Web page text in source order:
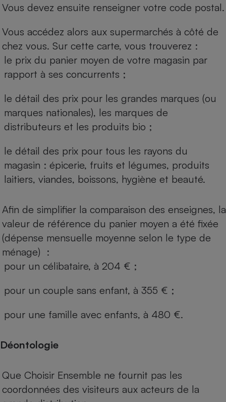
Vous devez ensuite renseigner votre code postal.
Vous accédez alors aux supermarchés à côté de
chez vous. Sur cette carte, vous trouverez :
le prix du panier moyen de votre magasin par
rapport à ses concurrents ;
le détail des prix pour les grandes marques (ou
marques nationales), les marques de
distributeurs et les produits bio ;
le détail des prix pour tous les rayons du
magasin : épicerie, fruits et légumes, produits
laitiers, viandes, boissons, hygiène et beauté.
Afin de simplifier la comparaison des enseignes, la
valeur de référence du panier moyen a été fixée
(dépense mensuelle moyenne selon le type de
ménage) :
pour un célibataire, à 204 € ;
pour un couple sans enfant, à 355 € ;
pour une famille avec enfants, à 480 €.
Déontologie
Que Choisir Ensemble ne fournit pas les
coordonnées des visiteurs aux acteurs de la